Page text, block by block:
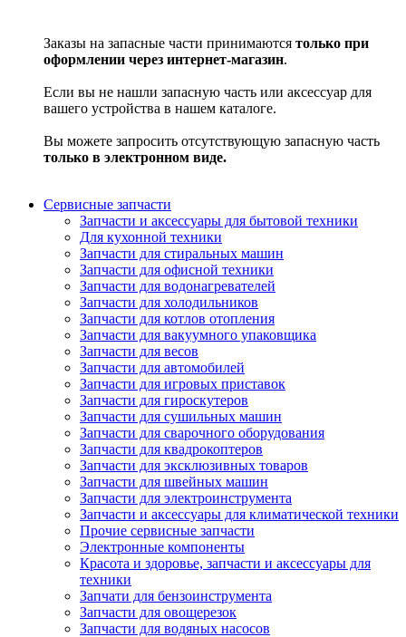
Заказы на запасные части принимаются только при
оформлении через интернет-магазин.
Если вы не нашли запасную часть или аксессуар для
вашего устройства в нашем каталоге.
Вы можете запросить отсутствующую запасную часть
только в электронном виде.
Сервисные запчасти
Запчасти и аксессуары для бытовой техники
Для кухонной техники
Запчасти для стиральных машин
Запчасти для офисной техники
Запчасти для водонагревателей
Запчасти для холодильников
Запчасти для котлов отопления
Запчасти для вакуумного упаковщика
Запчасти для весов
Запчасти для автомобилей
Запчасти для игровых приставок
Запчасти для гироскутеров
Запчасти для сушильных машин
Запчасти для сварочного оборудования
Запчасти для квадрокоптеров
Запчасти для эксклюзивных товаров
Запчасти для швейных машин
Запчасти для электроинструмента
Запчасти и аксессуары для климатической техники
Прочие сервисные запчасти
Электронные компоненты
Красота и здоровье, запчасти и аксессуары для
техники
Запчати для бензоинструмента
Запчасти для овощерезок
Запчасти для водяных насосов